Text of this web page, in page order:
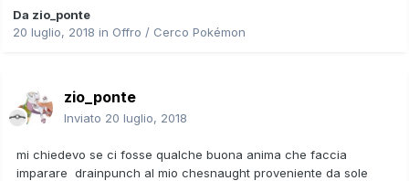
Da zio_ponte
20 luglio, 2018 in Offro / Cerco Pokémon
zio_ponte
Inviato 20 luglio, 2018
mi chiedevo se ci fosse qualche buona anima che faccia
imparare drainpunch al mio chesnaught proveniente da sole